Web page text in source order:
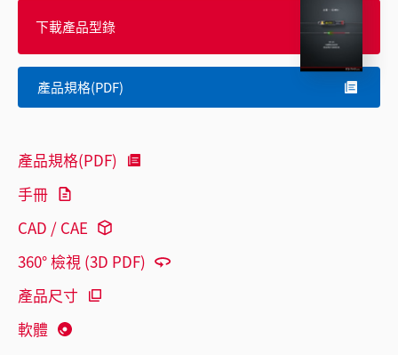
下載產品型錄
產品規格(PDF)
產品規格(PDF)
手冊
CAD / CAE
360° 檢視 (3D PDF)
產品尺寸
軟體